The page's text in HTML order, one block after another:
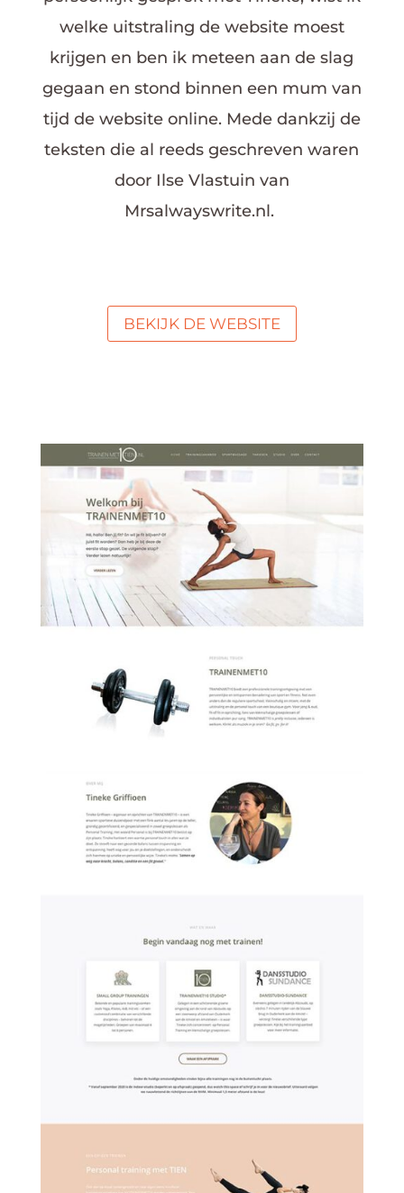
welke uitstraling de website moest
krijgen en ben ik meteen aan de slag
gegaan en stond binnen een mum van
tijd de website online. Mede dankzij de
teksten die al reeds geschreven waren
door Ilse Vlastuin van
Mrsalwayswrite.nl.
BEKIJK DE WEBSITE